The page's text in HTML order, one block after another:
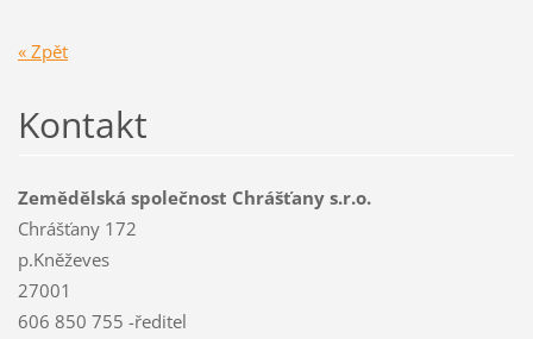
« Zpět
Kontakt
Zemědělská společnost Chrášťany s.r.o.
Chrášťany 172
p.Kněževes
27001
606 850 755 -ředitel